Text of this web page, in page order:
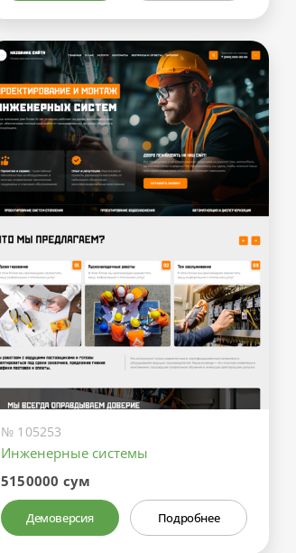
№ 105253
Инженерные системы
5150000 сум
Демоверсия Подробнее